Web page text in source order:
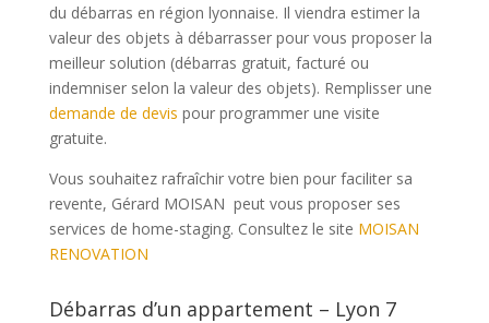
du débarras en région lyonnaise. Il viendra estimer la
valeur des objets à débarrasser pour vous proposer la
meilleur solution (débarras gratuit, facturé ou
indemniser selon la valeur des objets). Remplisser une
demande de devis pour programmer une visite
gratuite.
Vous souhaitez rafraîchir votre bien pour faciliter sa
revente, Gérard MOISAN peut vous proposer ses
services de home-staging. Consultez le site MOISAN
RENOVATION
Débarras d’un appartement – Lyon 7